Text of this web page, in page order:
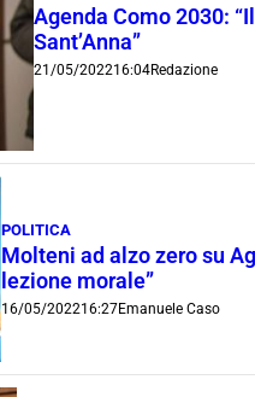
Agenda Como 2030:
Sant’Anna”
21/05/202216:04Redazione
POLITICA
Molteni ad alzo zero su
lezione morale”
16/05/202216:27Emanuele Caso